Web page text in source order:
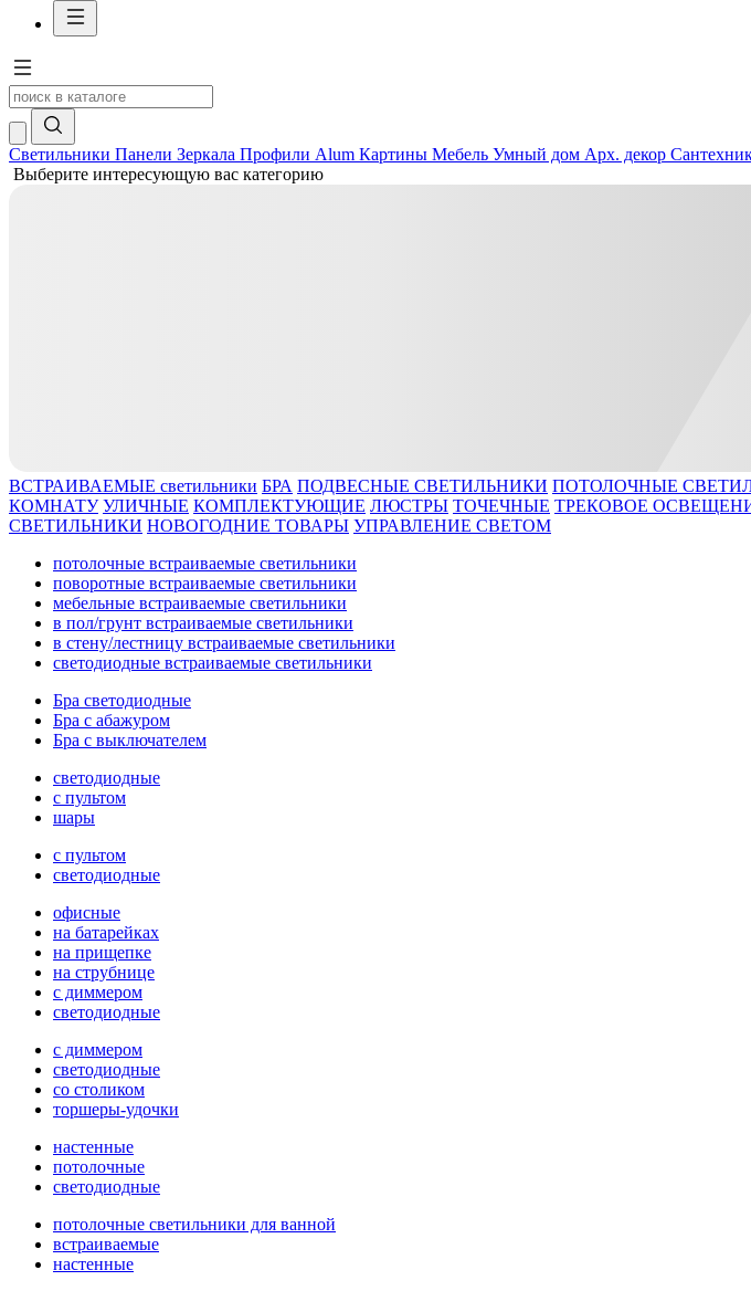
Светильники Панели Зеркала Профили Alum Картины Мебель Умный дом Арх. декор
Выберите интересующую вас категорию
ВСТРАИВАЕМЫЕ светильники БРА ПОДВЕСНЫЕ СВЕТИЛЬНИКИ ПОТОЛОЧНЫЕ
КОМНАТУ УЛИЧНЫЕ КОМПЛЕКТУЮЩИЕ ЛЮСТРЫ ТОЧЕЧНЫЕ ТРЕКОВОЕ
СВЕТИЛЬНИКИ НОВОГОДНИЕ ТОВАРЫ УПРАВЛЕНИЕ СВЕТОМ
потолочные встраиваемые светильники
поворотные встраиваемые светильники
мебельные встраиваемые светильники
в пол/грунт встраиваемые светильники
в стену/лестницу встраиваемые светильники
светодиодные встраиваемые светильники
Бра светодиодные
Бра с абажуром
Бра с выключателем
светодиодные
с пультом
шары
с пультом
светодиодные
офисные
на батарейках
на прищепке
на струбнице
с диммером
светодиодные
с диммером
светодиодные
со столиком
торшеры-удочки
настенные
потолочные
светодиодные
потолочные светильники для ванной
встраиваемые
настенные